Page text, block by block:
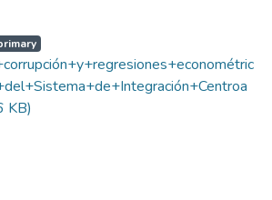
KB)